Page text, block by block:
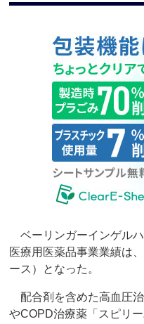
ベーリンガーインゲル
医療用医薬品事業業績は
ース）となった。
配合剤を含めた高血圧
やCOPD治療薬「スピリ